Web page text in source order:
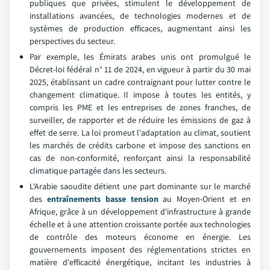
publiques que privées, stimulent le développement de
installations avancées, de technologies modernes et de
systèmes de production efficaces, augmentant ainsi les
perspectives du secteur.
Par exemple, les Émirats arabes unis ont promulgué le
Décret-loi fédéral n° 11 de 2024, en vigueur à partir du 30 mai
2025, établissant un cadre contraignant pour lutter contre le
changement climatique. Il impose à toutes les entités, y
compris les PME et les entreprises de zones franches, de
surveiller, de rapporter et de réduire les émissions de gaz à
effet de serre. La loi promeut l'adaptation au climat, soutient
les marchés de crédits carbone et impose des sanctions en
cas de non-conformité, renforçant ainsi la responsabilité
climatique partagée dans les secteurs.
L'Arabie saoudite détient une part dominante sur le marché
des entraînements basse tension au Moyen-Orient et en
Afrique, grâce à un développement d'infrastructure à grande
échelle et à une attention croissante portée aux technologies
de contrôle des moteurs économe en énergie. Les
gouvernements imposent des réglementations strictes en
matière d'efficacité énergétique, incitant les industries à